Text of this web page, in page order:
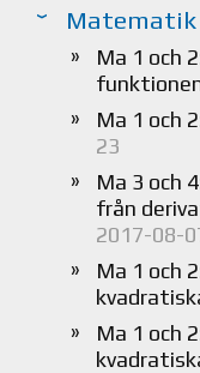
Matematik
Ma 1 och
Ma 1 och
23
Ma 3 och
från
2017-08-
Ma 1 och
Ma 1 och